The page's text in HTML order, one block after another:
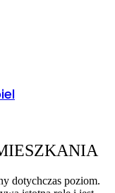
dotychczas poziom.